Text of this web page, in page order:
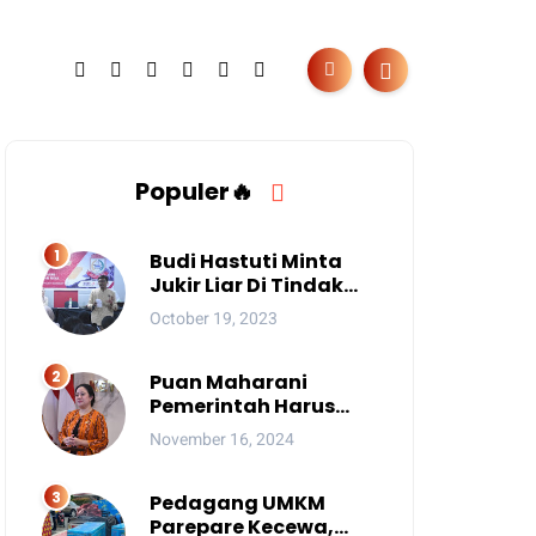
Populer🔥
Budi Hastuti Minta
Jukir Liar Di Tindak
Tegas
October 19, 2023
Puan Maharani
Pemerintah Harus
Berantas Judi Online
Anak
November 16, 2024
Pedagang UMKM
Parepare Kecewa,